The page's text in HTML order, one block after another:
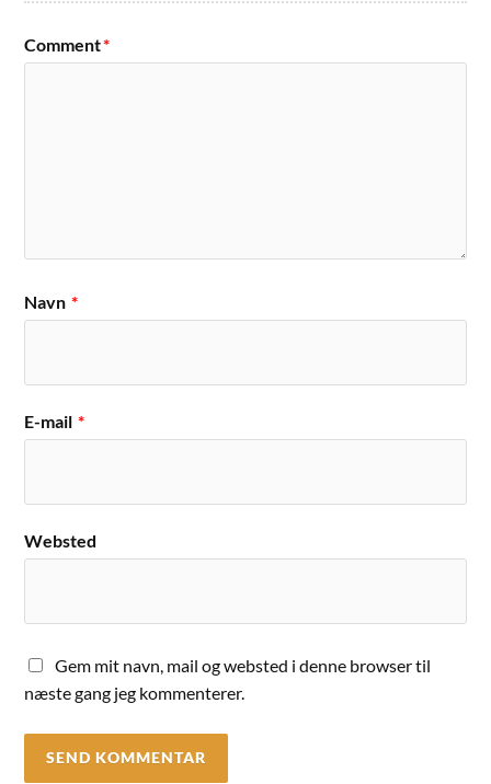
Comment*
Navn *
E-mail *
Websted
Gem mit navn, mail og websted i denne browser til
næste gang jeg kommenterer.